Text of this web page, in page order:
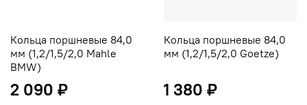
Кольца поршневые 84,0
мм (1,2/1,5/2,0 Mahle
BMW)
2 090 ₽
Кольца поршневые 84,0
мм (1,2/1,5/2,0 Goetze)
1 380 ₽